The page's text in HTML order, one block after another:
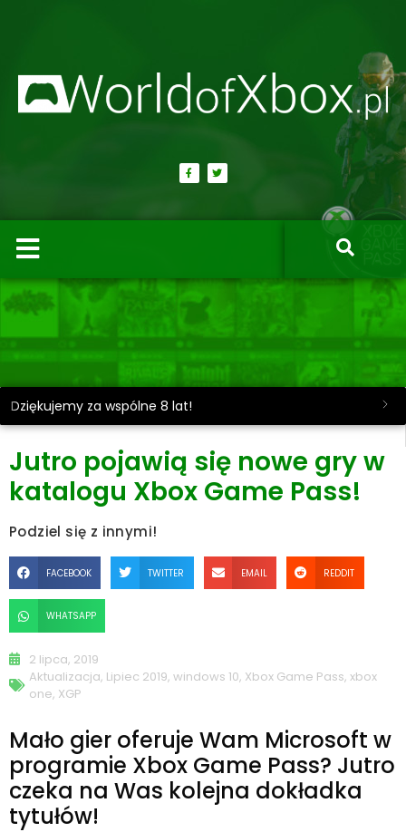
Dziękujemy za wspólne 8 lat!
Jutro pojawią się nowe gry w
katalogu Xbox Game Pass!
Podziel się z innymi!
FACEBOOK TWITTER EMAIL REDDIT
WHATSAPP
2 lipca, 2019
Aktualizacja, Lipiec 2019, windows 10, Xbox Game Pass, xbox
one, XGP
Mało gier oferuje Wam Microsoft w
programie Xbox Game Pass? Jutro
czeka na Was kolejna dokładka
tytułów!